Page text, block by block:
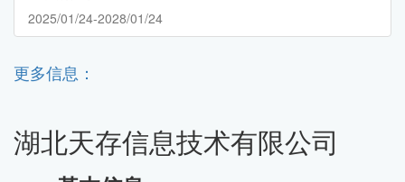
2025/01/24-2028/01/24
更多信息：
湖北天存信息技术有限公司